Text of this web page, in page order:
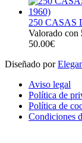
250 CASAS
Valorado con
50.00€
Diseñado por
Aviso legal
Política de
Política de
Condiciones